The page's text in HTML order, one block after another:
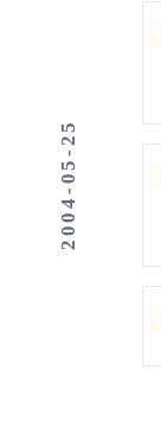
2004-05-25